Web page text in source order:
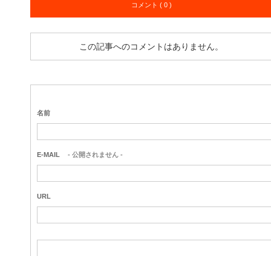
コメント ( 0 )
この記事へのコメントはありません。
名前
E-MAIL - 公開されません -
URL